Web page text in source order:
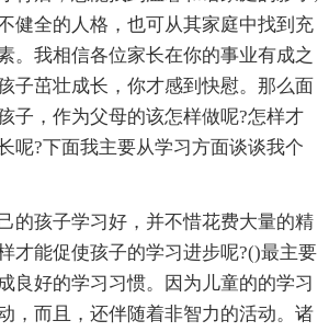
健全的人格，也可从其家庭中找到充
。我相信各位家长在你的事业有成之
子茁壮成长，你才感到快慰。那么面
子，作为父母的该怎样做呢?怎样才
呢?下面我主要从学习方面谈谈我个
孩子学习好，并不惜花费大量的精
才能促使孩子的学习进步呢?()最主要
良好的学习习惯。因为儿童的的学习
，而且，还伴随着非智力的活动。诸